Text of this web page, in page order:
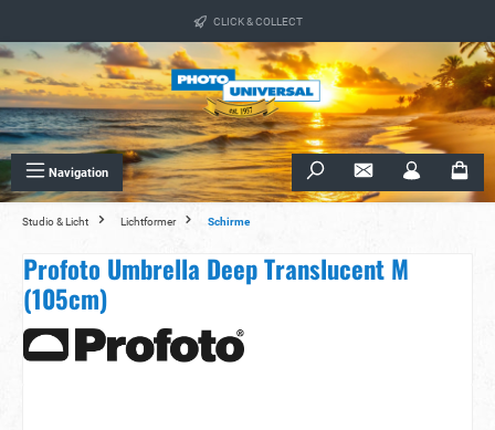
CLICK & COLLECT
Navigation
Studio & Licht Lichtformer Schirme
Profoto Umbrella Deep Translucent M
(105cm)